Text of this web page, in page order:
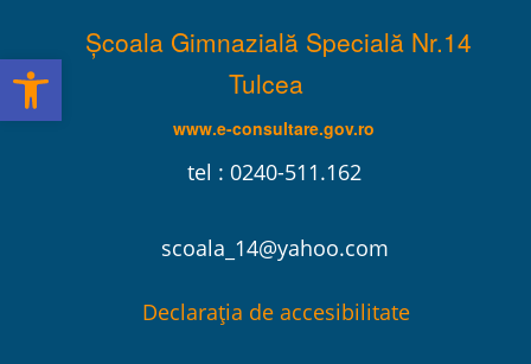
Școala Gimnazială Specială Nr.14
Tulcea
www.e-consultare.gov.ro
tel : 0240-511.162
scoala_14@yahoo.com
Declarația de accesibilitate
Deschide bara de unelte